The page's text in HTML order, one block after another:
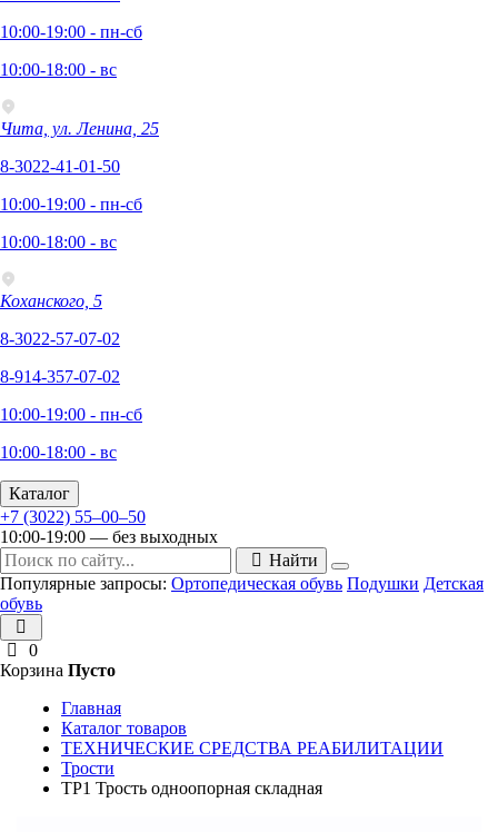
10:00-19:00 - пн-сб
10:00-18:00 - вс
Чита, ул. Ленина, 25
8-3022-41-01-50
10:00-19:00 - пн-сб
10:00-18:00 - вс
Коханского, 5
8-3022-57-07-02
8-914-357-07-02
10:00-19:00 - пн-сб
10:00-18:00 - вс
Каталог
+7 (3022) 55‒00‒50
10:00-19:00 — без выходных
Найти
Популярные запросы: Ортопедическая обувь Подушки Детская
обувь
0
Корзина Пусто
Главная
Каталог товаров
ТЕХНИЧЕСКИЕ СРЕДСТВА РЕАБИЛИТАЦИИ
Трости
ТР1 Трость одноопорная складная